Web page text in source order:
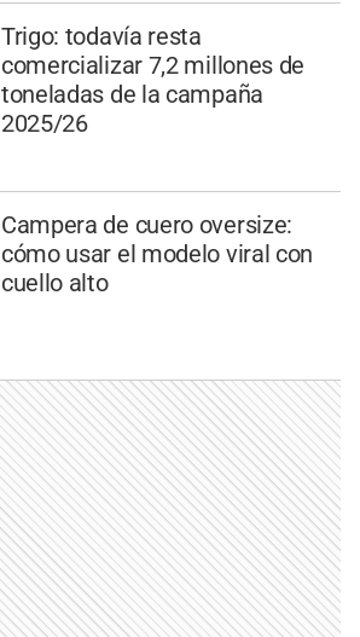
Trigo: todavía resta
comercializar 7,2 millones de
toneladas de la campaña
2025/26
Campera de cuero oversize:
cómo usar el modelo viral con
cuello alto